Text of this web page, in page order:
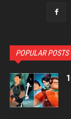
POPULAR POSTS